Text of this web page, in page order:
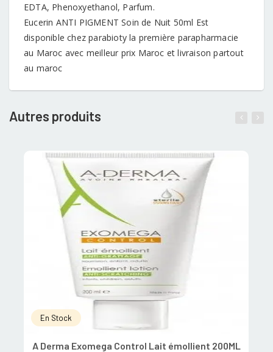
EDTA, Phenoxyethanol, Parfum.
Eucerin ANTI PIGMENT Soin de Nuit 50ml Est
disponible chez parabioty la première parapharmacie
au Maroc avec meilleur prix Maroc et livraison partout
au maroc
Autres produits
En Stock
A Derma Exomega Control Lait émollient 200ML